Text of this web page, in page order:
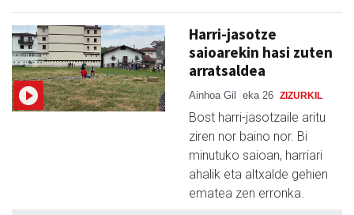
Harri-jasotze
saioarekin hasi zuten
arratsaldea
Ainhoa Gil eka 26 ZIZURKIL
Bost harri-jasotzaile aritu
ziren nor baino nor. Bi
minutuko saioan, harriari
ahalik eta altxalde gehien
ematea zen erronka.